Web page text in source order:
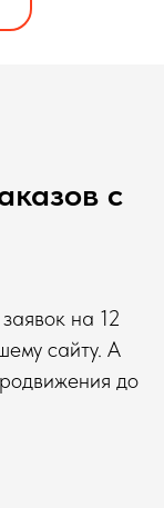
с
на 12
сайту. А
до